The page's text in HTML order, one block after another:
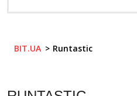
BIT.UA Runtastic